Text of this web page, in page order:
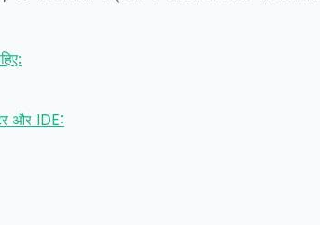
और IDE: